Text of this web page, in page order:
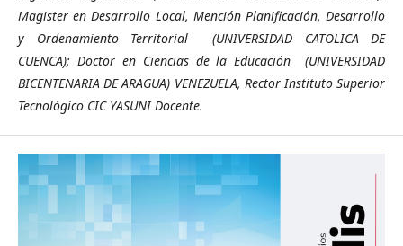
Magister en Desarrollo Local, Mención Planificación, Desarrollo
y Ordenamiento Territorial (UNIVERSIDAD CATOLICA DE
CUENCA); Doctor en Ciencias de la Educación (UNIVERSIDAD
BICENTENARIA DE ARAGUA) VENEZUELA, Rector Instituto Superior
Tecnológico CIC YASUNI Docente.